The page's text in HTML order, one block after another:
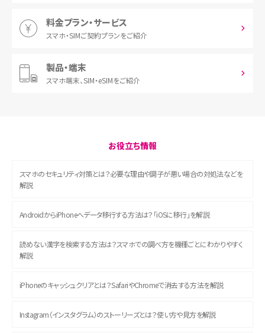
料金プラン・サービス
スマホ・SIMご契約プランをご紹介
製品・端末
スマホ端末、SIM・eSIMをご紹介
お役立ち情報
スマホのセキュリティ対策とは？必要な理由や調子が悪い場合の対処法などを
解説
AndroidからiPhoneへデータ移行する方法は？「iOSに移行」を解説
読めない漢字を検索する方法は？スマホでの調べ方を機種ごとにわかりやすく
解説
iPhoneのキャッシュクリアとは？SafariやChromeで消去する方法を解説
Instagram（インスタグラム）のストーリーズとは？使い方や見方を解説